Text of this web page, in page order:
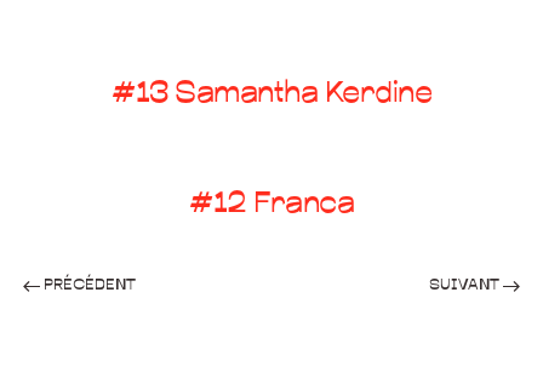
#13 Samantha Kerdine
#12 Franca
PRÉCÉDENT SUIVANT